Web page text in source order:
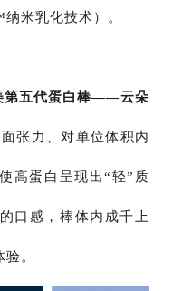
米乳化技术）。
第五代蛋白棒——云朵
张力、对单位体积内
高蛋白呈现出“轻”质
口感，棒体内成千上
。